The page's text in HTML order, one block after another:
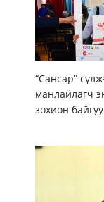
“Сансар”
манлайлагч
зохион